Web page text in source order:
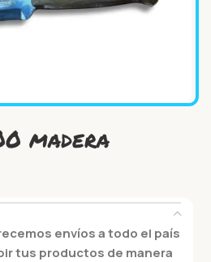
madera
envíos a todo el país
tus productos de manera